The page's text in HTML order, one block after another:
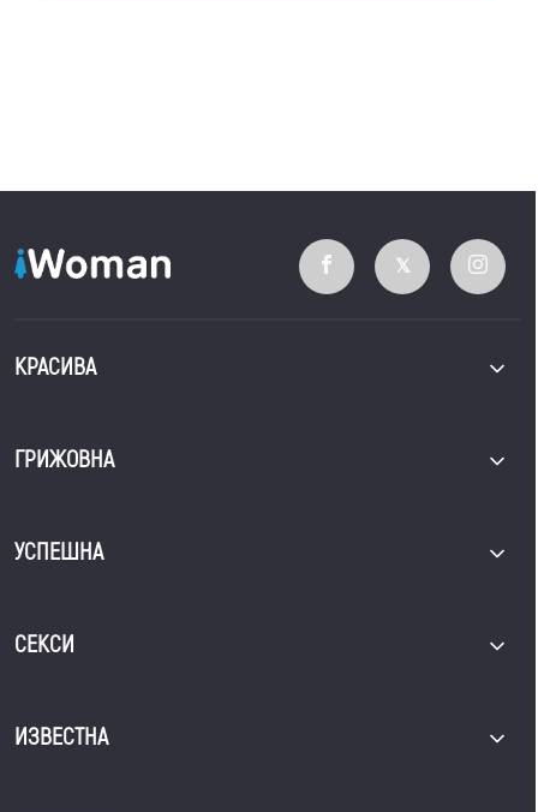
КРАСИВА
ГРИЖОВНА
УСПЕШНА
СЕКСИ
ИЗВЕСТНА